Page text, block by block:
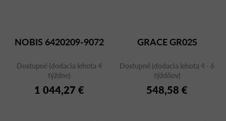
NOBIS 6420209-9072
Dostupné (dodacia lehota 4
týždne)
1 044,27 €
GRACE GR02S
Dostupné (dodacia lehota 4 - 6
týždňov)
548,58 €